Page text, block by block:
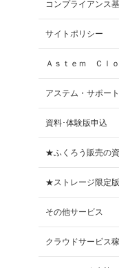
コンプライアンス
サイトポリシー
Ａｓｔｅｍ Ｃｌ
アステム・サポー
資料･体験版申込
★ふくろう販売の
★ストレージ限定
その他サービス
クラウドサービス